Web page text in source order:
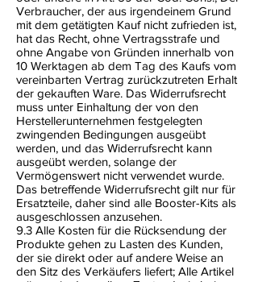
Verbraucher, der aus irgendeinem Grund
mit dem getätigten Kauf nicht zufrieden ist,
hat das Recht, ohne Vertragsstrafe und
ohne Angabe von Gründen innerhalb von
10 Werktagen ab dem Tag des Kaufs vom
vereinbarten Vertrag zurückzutreten Erhalt
der gekauften Ware. Das Widerrufsrecht
muss unter Einhaltung der von den
Herstellerunternehmen festgelegten
zwingenden Bedingungen ausgeübt
werden, und das Widerrufsrecht kann
ausgeübt werden, solange der
Vermögenswert nicht verwendet wurde.
Das betreffende Widerrufsrecht gilt nur für
Ersatzteile, daher sind alle Booster-Kits als
ausgeschlossen anzusehen.
9.3 Alle Kosten für die Rücksendung der
Produkte gehen zu Lasten des Kunden,
der sie direkt oder auf andere Weise an
den Sitz des Verkäufers liefert; Alle Artikel